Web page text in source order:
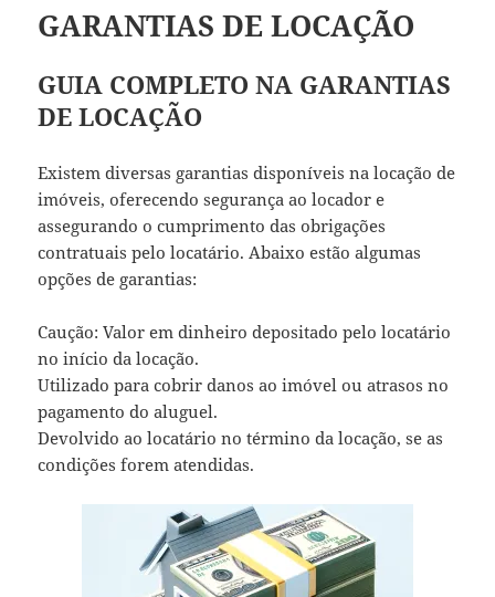
GARANTIAS DE LOCAÇÃO
GUIA COMPLETO NA GARANTIAS
DE LOCAÇÃO
Existem diversas garantias disponíveis na locação de
imóveis, oferecendo segurança ao locador e
assegurando o cumprimento das obrigações
contratuais pelo locatário. Abaixo estão algumas
opções de garantias:
Caução: Valor em dinheiro depositado pelo locatário
no início da locação.
Utilizado para cobrir danos ao imóvel ou atrasos no
pagamento do aluguel.
Devolvido ao locatário no término da locação, se as
condições forem atendidas.